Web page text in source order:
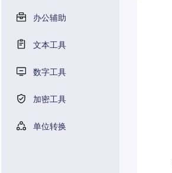
办公辅助
文本工具
数字工具
加密工具
单位转换